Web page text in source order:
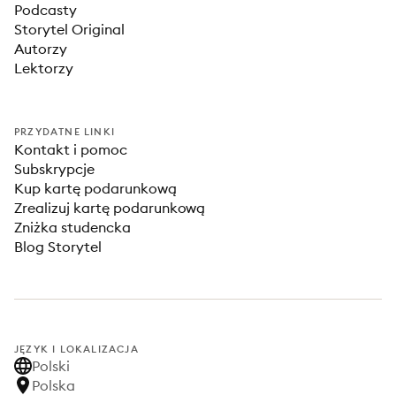
Podcasty
Storytel Original
Autorzy
Lektorzy
PRZYDATNE LINKI
Kontakt i pomoc
Subskrypcje
Kup kartę podarunkową
Zrealizuj kartę podarunkową
Zniżka studencka
Blog Storytel
JĘZYK I LOKALIZACJA
Polski
Polska